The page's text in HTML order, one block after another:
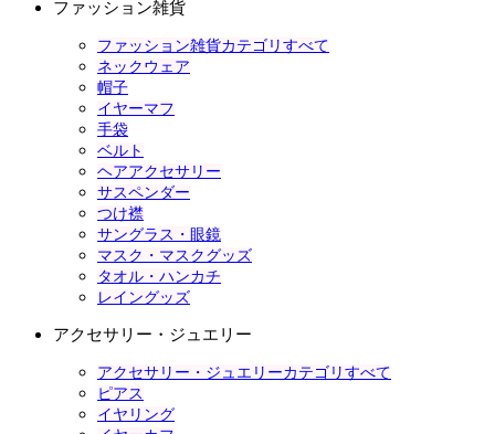
ファッション雑貨
ファッション雑貨カテゴリすべて
ネックウェア
帽子
イヤーマフ
手袋
ベルト
ヘアアクセサリー
サスペンダー
つけ襟
サングラス・眼鏡
マスク・マスクグッズ
タオル・ハンカチ
レイングッズ
アクセサリー・ジュエリー
アクセサリー・ジュエリーカテゴリすべて
ピアス
イヤリング